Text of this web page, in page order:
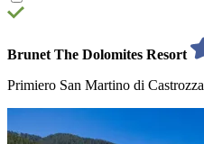
Brunet The Dolomites Resort
Primiero San Martino di Castrozza